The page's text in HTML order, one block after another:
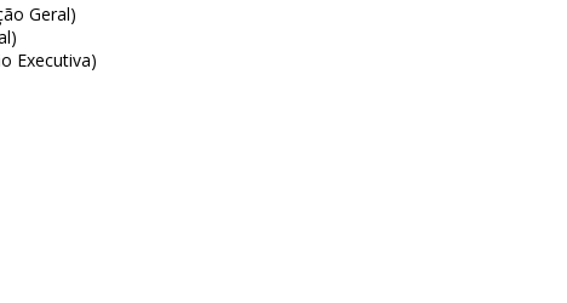
Geral)
Executiva)